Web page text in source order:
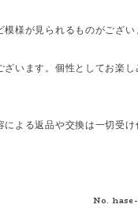
様が見られるものがござい
います。個性としてお楽し
よる返品や交換は一切受け
No.